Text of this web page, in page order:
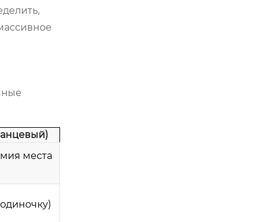
места